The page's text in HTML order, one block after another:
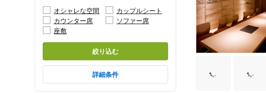
オシャレな空間
カップルシート
カウンター席
ソファー席
座敷
絞り込む
詳細条件